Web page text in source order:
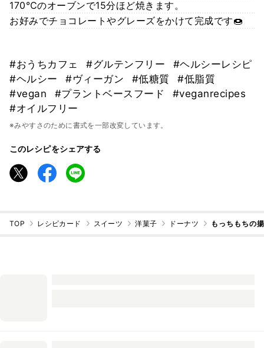
170℃のオーブンで15分ほど焼きます。
お好みでチョコレートやグレーズをかけて完成です🍩
#おうちカフェ #グルテンフリー
#ヘルシーレシピ
#ヘルシー
#ヴィーガン #低糖質
#低脂質
#vegan
#プラントベースフード
#veganrecipes
#オイルフリー
※みやすさのために書式を一部改変しています。
このレシピをシェアする
TOP レシピカード スイーツ 洋菓子 ドーナツ もっちもちの